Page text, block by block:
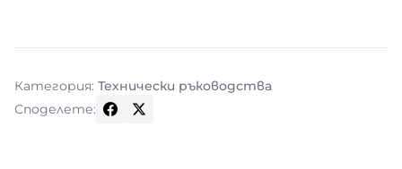
Категория: Технически ръководства
Споделете: